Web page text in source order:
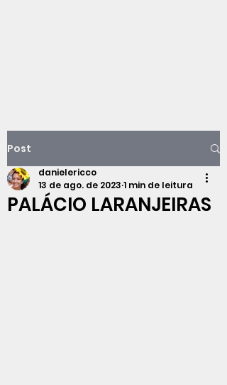
Post
PALÁCIO LARANJEIRAS
danielericco
13 de ago. de 2023 1 min de leitura